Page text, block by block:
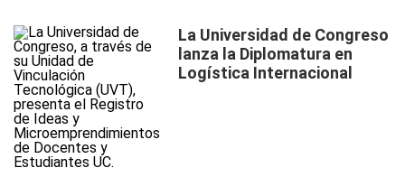
La Universidad de Congreso
lanza la Diplomatura en
Logística Internacional